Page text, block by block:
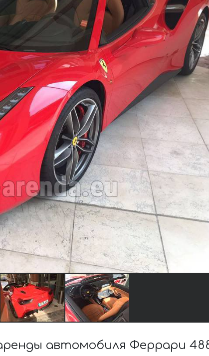
автомобиля Феррари